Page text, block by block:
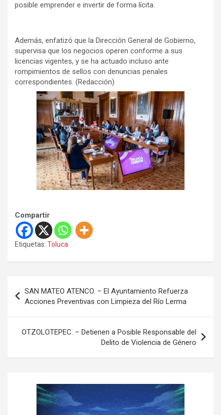
posible emprender e invertir de forma lícita.
Además, enfatizó que la Dirección General de Gobierno,
supervisa que los negocios operen conforme a sus
licencias vigentes, y se ha actuado incluso ante
rompimientos de sellos con denuncias penales
correspondientes. (Redacción)
Compartir
Etiquetas: Toluca
v
a
SAN MATEO ATENCO. – El Ayuntamiento Refuerza
Acciones Preventivas con Limpieza del Río Lerma
OTZOLOTEPEC. – Detienen a Posible Responsable del
Delito de Violencia de Género